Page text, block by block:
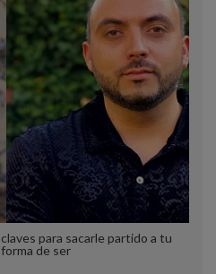
claves para sacarle partido a tu
forma de ser